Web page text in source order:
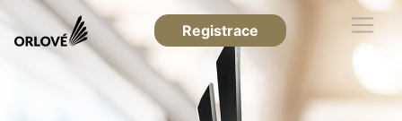
Registrace